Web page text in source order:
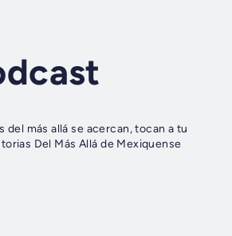
del más allá se acercan, tocan a tu
Del Más Allá de Mexiquense